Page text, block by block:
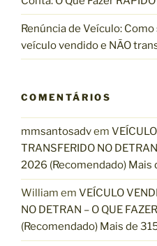
R
C
A
O
C
O
M
P
A
S
S
Renúncia de Veículo:
veículo vendido e NÃO
COMENTÁRIOS
mmsantosadvem
TRANSFERIDO NO
2026 (Recomendado) Mais
William em VEÍCULO
NO DETRAN – O QUE
(Recomendado) Mais de